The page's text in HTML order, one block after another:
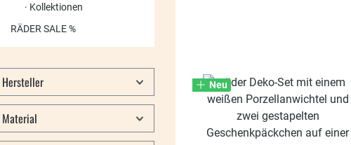
Kollektionen
RÄDER SALE %
Hersteller
Material
Neu